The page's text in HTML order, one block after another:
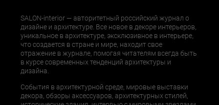
SALON-interior — авторитетный российский журнал о
дизайне и архитектуре. Все новое в декоре интерьеров,
уникальное в архитектуре, эксклюзивное в интерьере,
что создается в стране и мире, находит свое
отражение в журнале, помогая читателям всегда быть
в курсе современных тенденций архитектуры и
дизайна.
События в архитектурной среде, мировые выставки
декора, обзоры аксессуаров, архитектурных стилей,